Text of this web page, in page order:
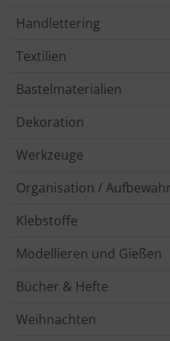
Handlettering
Textilien
Bastelmaterialien
Dekoration
Werkzeuge
Organisation /
Klebstoffe
Modellieren und Gießen
Bücher & Hefte
Weihnachten